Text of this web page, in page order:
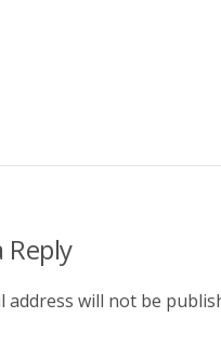
Reply
address will not be